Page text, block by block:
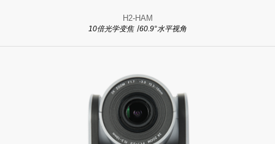
H2-HAM
10倍光学变焦 ∣ 60.9°水平视角